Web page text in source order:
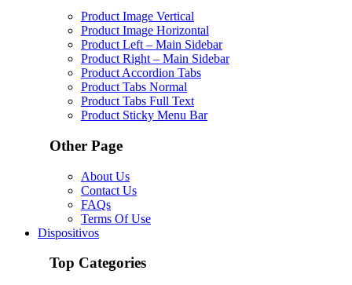
Product Image Vertical
Product Image Horizontal
Product Left – Main Sidebar
Product Right – Main Sidebar
Product Accordion Tabs
Product Tabs Normal
Product Tabs Full Text
Product Sticky Menu Bar
Other Page
About Us
Contact Us
FAQs
Terms Of Use
Dispositivos
Top Categories